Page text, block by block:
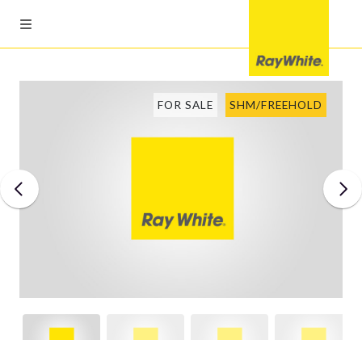
FOR SALE SHM/FREEHOLD